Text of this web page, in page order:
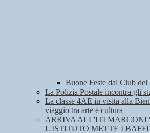
Buone Feste dal Club
La Polizia Postale incontra gli
La classe 4AE in visita alla
viaggio tra arte e cultura
ARRIVA ALL'ITI MARCONI
L'ISTITUTO METTE I